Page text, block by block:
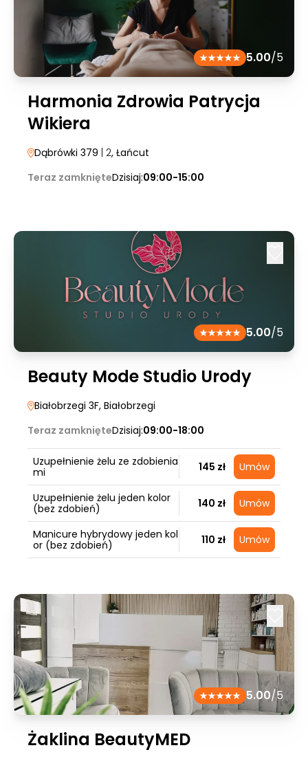
5.00/5
Harmonia Zdrowia Patrycja
Wikiera
Dąbrówki 379 | 2, Łańcut
Teraz zamknięteDzisiaj:09:00-15:00
5.00/5
Beauty Mode Studio Urody
Białobrzegi 3F, Białobrzegi
Teraz zamknięteDzisiaj:09:00-18:00
Uzupełnienie żelu ze zdobienia
mi
145 zł Umów
Uzupełnienie żelu jeden kolor
(bez zdobień)
140 zł Umów
Manicure hybrydowy jeden kol
or (bez zdobień)
110 zł Umów
5.00/5
Żaklina BeautyMED